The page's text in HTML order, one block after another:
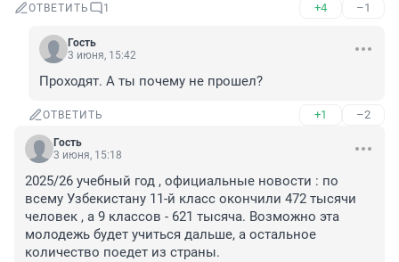
ОТВЕТИТЬ 1 +4 –1
Гость
3 июня, 15:42
Проходят. А ты почему не прошел?
ОТВЕТИТЬ +1 –2
Гость
3 июня, 15:18
2025/26 учебный год , официальные новости : по
всему Узбекистану 11-й класс окончили 472 тысячи
человек , а 9 классов - 621 тысяча. Возможно эта
молодежь будет учиться дальше, а остальное
количество поедет из страны.